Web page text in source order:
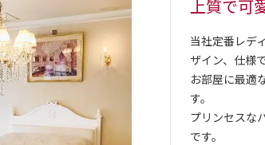
上質で可
当社定番レデ
ザイン、仕様
お部屋に最適
す。
プリンセスな
です。